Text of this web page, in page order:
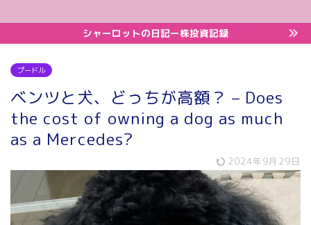
シャーロットの日記ー株投資記録
プードル
ベンツと犬、どっちが高額？ – Does
the cost of owning a dog as much
as a Mercedes?
2024年9月29日